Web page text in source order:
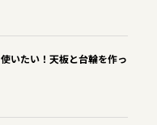
いたい！天板と台輪を作っ